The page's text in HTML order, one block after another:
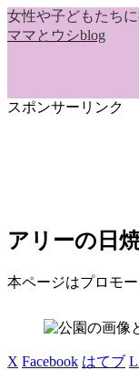
女性や子どもたち
ママとウシblog
スポンサーリンク
アリーの日
本ページはプロモ
X Facebook はてブ